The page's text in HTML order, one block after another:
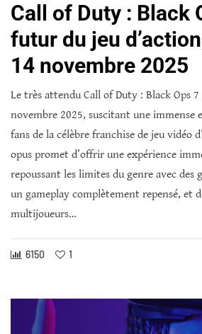
Call of Duty : Black
futur du jeu
14 novembre 2025
Le très attendu Call of Duty : Black Ops
novembre 2025, suscitant une immense
fans de la célèbre franchise de jeu vidéo
opus promet d’offrir une expérience
repoussant les limites du genre avec des
un gameplay complètement repensé, et
multijoueurs…
6150 1